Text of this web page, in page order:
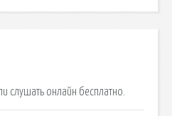
слушать онлайн бесплатно.